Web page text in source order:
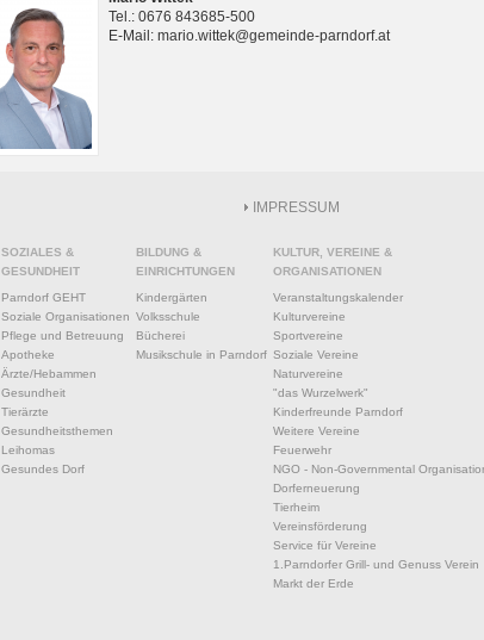
Tel.: 0676 843685-500
E-Mail: mario.wittek@gemeinde-parndorf.at
IMPRESSUM
SOZIALES &
GESUNDHEIT
Parndorf GEHT
Soziale Organisationen
Pflege und Betreuung
Apotheke
Ärzte/Hebammen
Gesundheit
Tierärzte
Gesundheitsthemen
Leihomas
Gesundes Dorf
BILDUNG &
EINRICHTUNGEN
Kindergärten
Volksschule
Bücherei
Musikschule in Parndorf
KULTUR, VEREINE &
ORGANISATIONEN
Veranstaltungskalender
Kulturvereine
Sportvereine
Soziale Vereine
Naturvereine
"das Wurzelwerk"
Kinderfreunde Parndorf
Weitere Vereine
Feuerwehr
NGO - Non-Governmental
Dorferneuerung
Tierheim
Vereinsförderung
Service für Vereine
1.Parndorfer Grill- und Genuss Verein
Markt der Erde